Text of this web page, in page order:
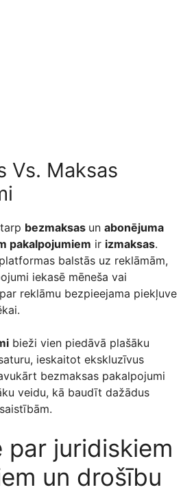
Vs. Maksas
bezmaksas un abonējuma
pakalpojumiem ir izmaksas.
balstās uz reklāmām,
iekasē mēneša vai
reklāmu bezpieejama piekļuve
bieži vien piedāvā plašāku
ieskaitot ekskluzīvus
bezmaksas pakalpojumi
veidu, kā baudīt dažādus
par juridiskiem
un drošību